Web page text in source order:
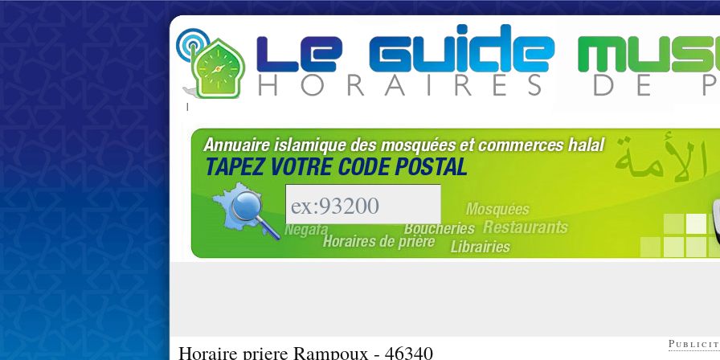
|
Horaire priere Rampoux - 46340